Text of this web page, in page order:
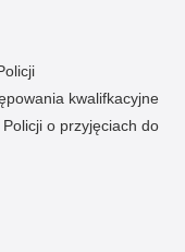
kwalifkacyjne
o przyjęciach do